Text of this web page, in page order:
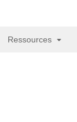
Ressources